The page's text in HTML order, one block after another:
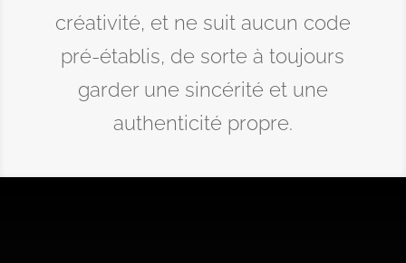
créativité, et ne suit aucun code
pré-établis, de sorte à toujours
garder une sincérité et une
authenticité propre.